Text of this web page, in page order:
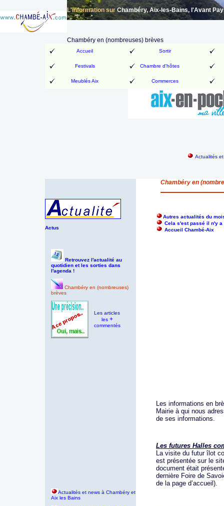
L'information surChambéry, Aix-les-Bains, l'Avant
Chambéry en (nombreuses) brèves
Accueil Sortir
Festivals Chambre d'hôtes
Meublés Aix Commerces
Actualités
Chambéry en
Actus
Autres actualités du
Cela s'est passé il n'y
Accueil Chambé-Aix
Retrouvez l'actualité au
quotidien et les sorties dans
l'agenda !
Chambéry en (nombreuses)
brèves
Les articles
les +
commentés
Actualités et news à Chambéry et
Aix les Bains
Les informations en
Mairie à qui nous
de ses informations.
Les futures Halles
La visite du futur îlot
est présentée sur le
document était
dernière Foire de
de la page d’accueil).